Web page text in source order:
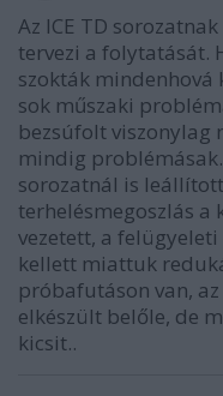
Az ICE TD
tervezi a folytatását.
szokták mindenhová
sok műszaki
bezsúfolt viszonylag
mindig
sorozatnál is
terhelésmegoszlás a
vezetett, a
kellett miattuk
próbafutáson van,
elkészült belőle, de
kicsit..